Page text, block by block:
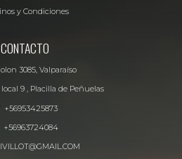
y Condiciones
CONTACTO
3085, Valparaíso
local 9 , Placilla de Peñuelas
+56953425873
+56963724084